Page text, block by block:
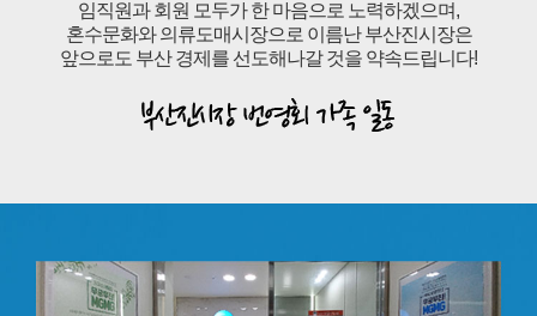
임직원과 회원 모두가 한 마음으로 노력하겠으며,
혼수문화와 의류도매시장으로 이름난 부산진시장은
앞으로도 부산 경제를 선도해나갈 것을 약속드립니다!